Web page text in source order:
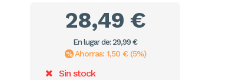
28,49 €
En lugar de: 29,99 €
Ahorras: 1,50 € (5%)
Sin stock